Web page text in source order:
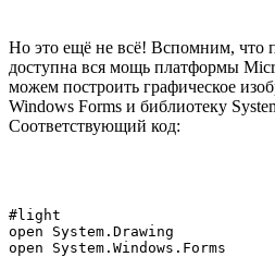
Но это ещё не всё! Вспомним, что
доступна вся мощь платформы
можем построить графическое
Windows Forms и библиотеку
Соответствующий код:
#light
open System.Drawing
open System.Windows.Forms